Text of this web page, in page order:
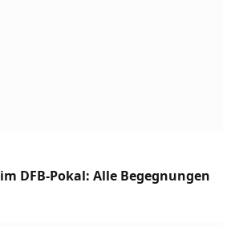
DFB-Pokal: Alle Begegnungen